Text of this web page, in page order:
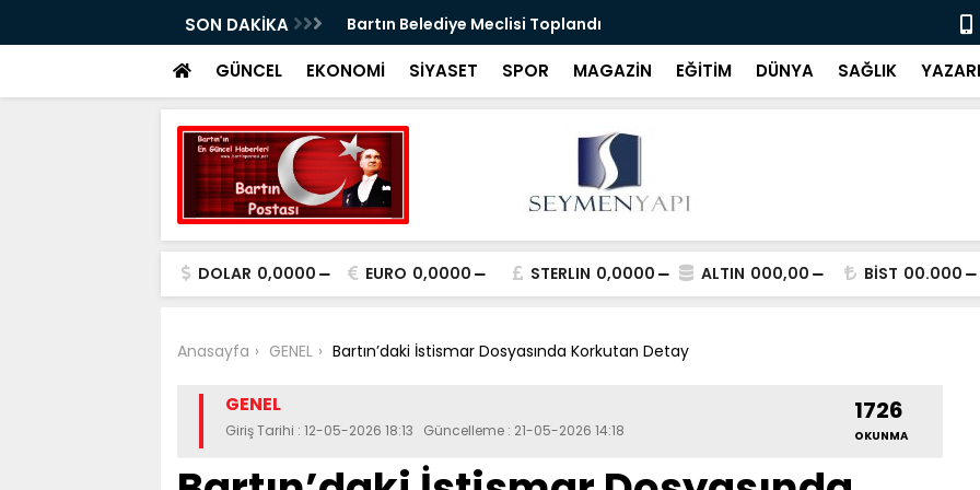
SON DAKİKA Bartın Belediye Meclisi Toplandı "Bartın'da
GÜNCEL EKONOMİ SİYASET SPOR MAGAZİN EĞİTİM DÜNYA SAĞLIK
DOLAR 0,0000 EURO 0,0000 STERLIN 0,0000 ALTIN 000,00 BİST 00.000
Anasayfa GENEL Bartın’daki İstismar Dosyasında Korkutan Detay
GENEL
Giriş Tarihi : 12-05-2026 18:13 Güncelleme : 21-05-2026 14:18
1726
OKUNMA